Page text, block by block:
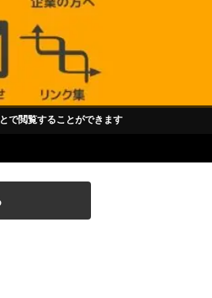
で閲覧することができます